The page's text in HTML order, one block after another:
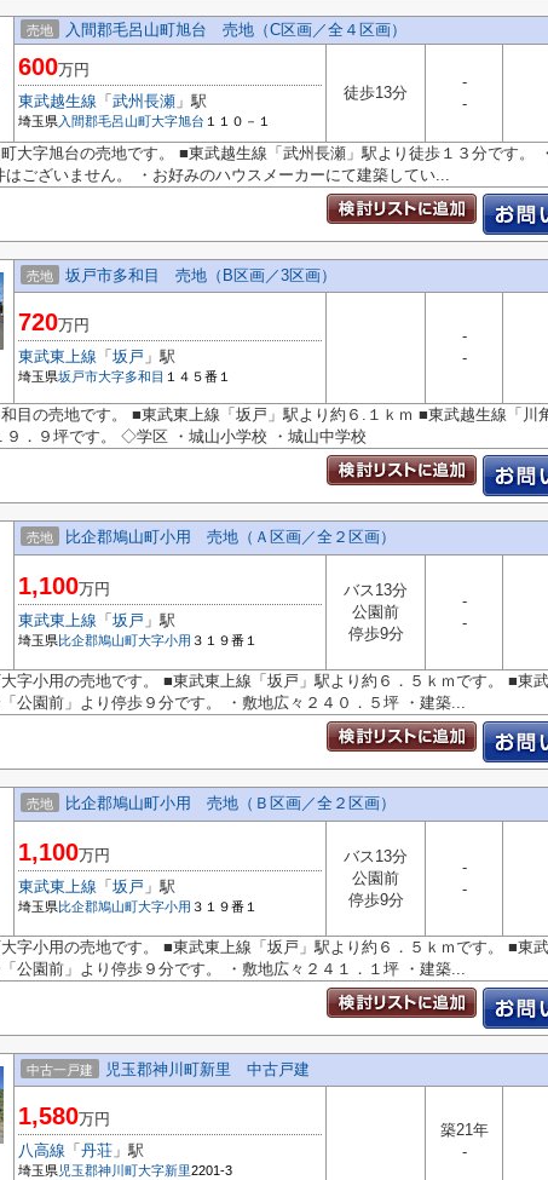
売地 入間郡毛呂山町旭台 売地（C区画／全４区画）
600万円
東武越生線 「 武州長瀬 」駅
埼玉県入間郡毛呂山町大字旭台 １１０－１
徒歩13分
-
-
大字旭台の売地です。 ■東武越生線「武州長瀬」駅より徒歩１３分です。
はございません。 ・お好みのハウスメーカーにて建築してい...
売地 坂戸市多和目 売地（B区画／3区画）
720万円
東武東上線 「 坂戸 」駅
埼玉県坂戸市大字多和目 １４５番１
-
-
目の売地です。 ■東武東上線「坂戸」駅より約６.１ｋｍ ■東武越生線「川
９．９坪です。 ◇学区 ・城山小学校 ・城山中学校
売地 比企郡鳩山町小用 売地（Ａ区画／全２区画）
1,100万円
東武東上線 「 坂戸 」駅
埼玉県比企郡鳩山町大字小用 ３１９番１
バス13分
公園前
停歩9分
-
-
字小用の売地です。 ■東武東上線「坂戸」駅より約６．５ｋｍです。 ■東
公園前」より停歩９分です。 ・敷地広々２４０．５坪 ・建築...
売地 比企郡鳩山町小用 売地（Ｂ区画／全２区画）
1,100万円
東武東上線 「 坂戸 」駅
埼玉県比企郡鳩山町大字小用 ３１９番１
バス13分
公園前
停歩9分
-
-
字小用の売地です。 ■東武東上線「坂戸」駅より約６．５ｋｍです。 ■東
公園前」より停歩９分です。 ・敷地広々２４１．１坪 ・建築...
中古一戸建 児玉郡神川町新里 中古戸建
1,580万円
八高線 「 丹荘 」駅
埼玉県児玉郡神川町大字新里2201-3
築21年
-